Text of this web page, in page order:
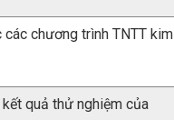
chương trình TNTT kim
quả thử nghiệm của